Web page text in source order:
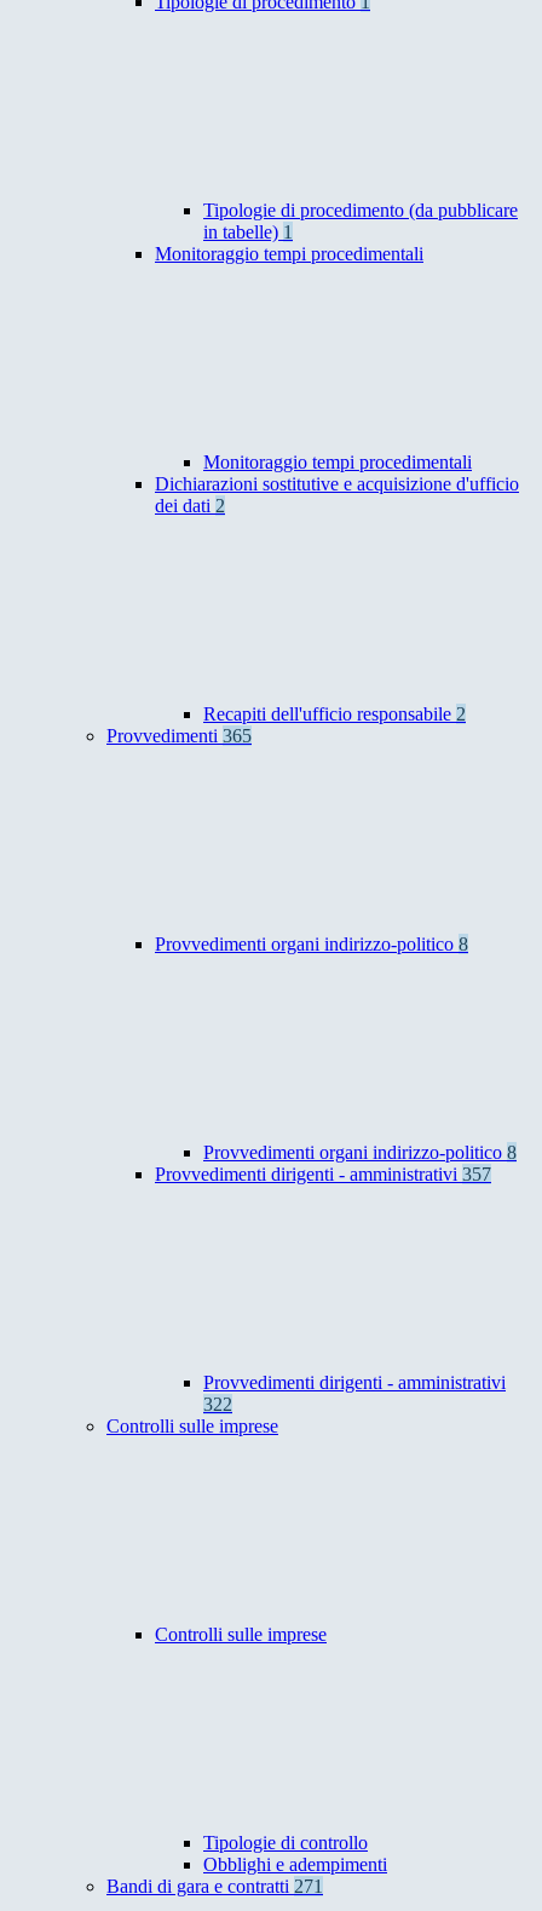
Tipologie di procedimento (da pubblicare
in tabelle) 1
Monitoraggio tempi procedimentali
Monitoraggio tempi procedimentali
Dichiarazioni sostitutive e acquisizione d'ufficio
dei dati 2
Recapiti dell'ufficio responsabile 2
Provvedimenti 365
Provvedimenti organi indirizzo-politico 8
Provvedimenti organi indirizzo-politico 8
Provvedimenti dirigenti - amministrativi 357
Provvedimenti dirigenti - amministrativi
322
Controlli sulle imprese
Controlli sulle imprese
Tipologie di controllo
Obblighi e adempimenti
Bandi di gara e contratti 271